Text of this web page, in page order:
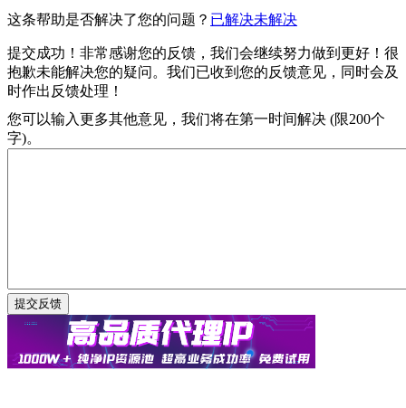
这条帮助是否解决了您的问题？ 已解决未解决
提交成功！非常感谢您的反馈，我们会继续努力做到更好！ 很
抱歉未能解决您的疑问。我们已收到您的反馈意见，同时会及
时作出反馈处理！
您可以输入更多其他意见，我们将在第一时间解决 (限200个
字)。